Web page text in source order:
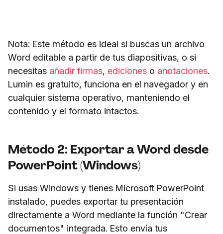
Nota: Este método es ideal si buscas un archivo
Word editable a partir de tus diapositivas, o si
necesitas añadir firmas, ediciones o anotaciones.
Lumin es gratuito, funciona en el navegador y en
cualquier sistema operativo, manteniendo el
contenido y el formato intactos.
Método 2: Exportar a Word desde
PowerPoint (Windows)
Si usas Windows y tienes Microsoft PowerPoint
instalado, puedes exportar tu presentación
directamente a Word mediante la función "Crear
documentos" integrada. Esto envía tus